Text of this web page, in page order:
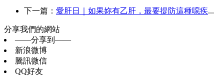
下一篇： 愛肝日｜如果妳有乙肝，最要提防這種噁疾...
分享我們的網站
——分享到——
新浪微博
騰訊微信
QQ好友